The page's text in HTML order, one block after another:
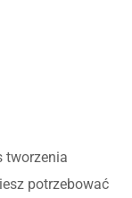
tworzenia
potrzebować